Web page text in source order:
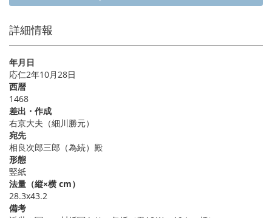
詳細情報
年月日
応仁2年10月28日
西暦
1468
差出・作成
右京大夫（細川勝元）
宛先
相良次郎三郎（為続）殿
形態
竪紙
法量（縦×横 cm）
28.3x43.2
備考